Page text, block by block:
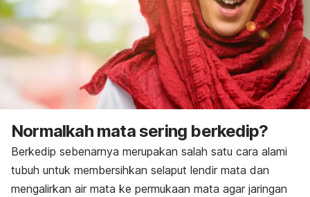
Normalkah mata sering berkedip?
Berkedip sebenarnya merupakan salah satu cara alami
tubuh untuk membersihkan selaput lendir mata dan
mengalirkan air mata ke permukaan mata agar jaringan